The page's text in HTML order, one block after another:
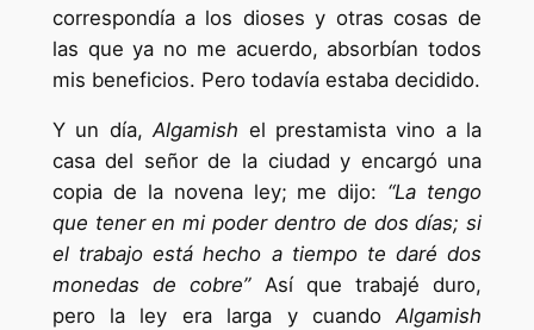
correspondía a los dioses y otras cosas de
las que ya no me acuerdo, absorbían todos
mis beneficios. Pero todavía estaba decidido.
Y un día,Algamish el prestamista vino a la
casa del señor de la ciudad y encargó una
copia de la novena ley; me dijo: “La tengo
que tener en mi poder dentro de dos días; si
el trabajo está hecho a tiempo te daré dos
monedas de cobre” Así que trabajé duro,
pero la ley era larga y cuandoAlgamish